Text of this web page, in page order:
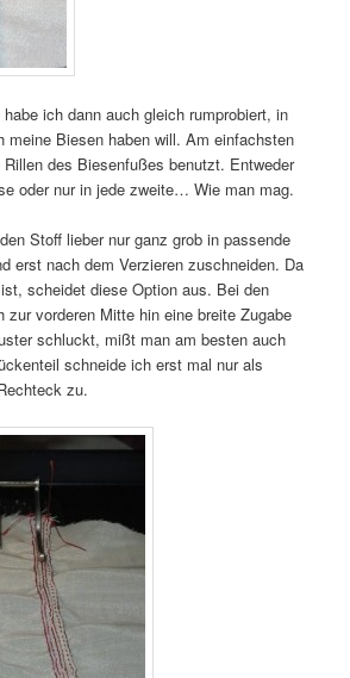
ich dann auch gleich rumprobiert, in
meine Biesen haben will. Am einfachsten
des Biesenfußes benutzt. Entweder
oder nur in jede zweite… Wie man mag.
Stoff lieber nur ganz grob in passende
erst nach dem Verzieren zuschneiden. Da
scheidet diese Option aus. Bei den
zur vorderen Mitte hin eine breite Zugabe
schluckt, mißt man am besten auch
schneide ich erst mal nur als
zu.